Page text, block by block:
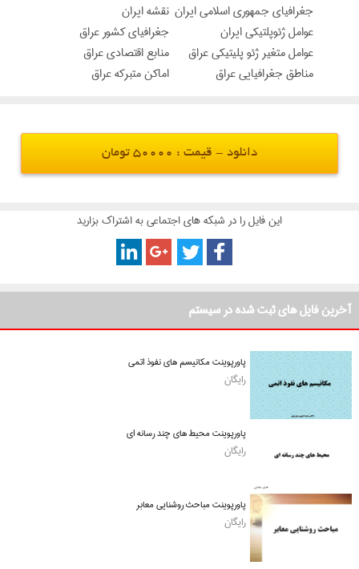
جغرافياي جمهوري اسلامي ايران نقشه ایران
عوامل ژئوپلتیکی ایران
جغرافياي كشور عراق
عوامل متغير ژئو پليتيكي عراق
منابع اقتصادي عراق
مناطق جغرافيايي عراق
اماكن متبركه عراق
دانلود - قیمت : 50000 تومان
این فایل را در شبکه های اجتماعی به اشتراک بزارید
آخرین فایل های ثبت شده در سیستم
پاورپوینت مکانیسم های نفوذ اتمی
رایگان
پاورپوینت محیط های چند رسانه ای
رایگان
پاورپوینت مباحث روشنایی معابر
رایگان